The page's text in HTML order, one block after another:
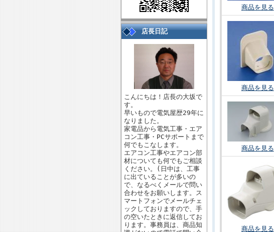
店長日記
こんにちは！店長の大坂で
す。
早いもので電気屋歴29年に
なりました。
家電品から電気工事・エア
コン工事・PCサポートまで
何でもこなします。
エアコン工事やエアコン部
材についても何でもご相談
ください。(日中は、工事
に出ていることが多いの
で、なるべくメールで問い
合わせをお願いします。ス
マートフォンでメールチェ
ックしておりますので、手
の空いたときに返信してお
ります。事務員は、商品知
商品を見る
商品を見る
商品を見る
商品を見る